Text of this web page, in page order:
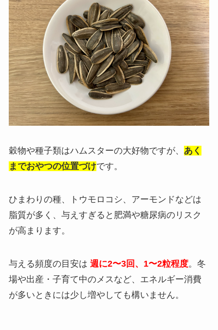
穀物や種子類はハムスターの大好物ですが、 あく
までおやつの位置づけです。
ひまわりの種、トウモロコシ、アーモンドなどは
脂質が多く、与えすぎると肥満や糖尿病のリスク
が高まります。
与える頻度の目安は 週に2〜3回、1〜2粒程度。冬
場や出産・子育て中のメスなど、エネルギー消費
が多いときには少し増やしても構いません。